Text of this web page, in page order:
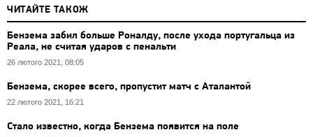
ЧИТАЙТЕ ТАКОЖ
Бензема забил больше Роналду, после ухода португальца из
Реала, не считая ударов с пенальти
26 лютого 2021, 08:05
Бензема, скорее всего, пропустит матч с Аталантой
22 лютого 2021, 16:21
Стало известно, когда Бензема появится на поле